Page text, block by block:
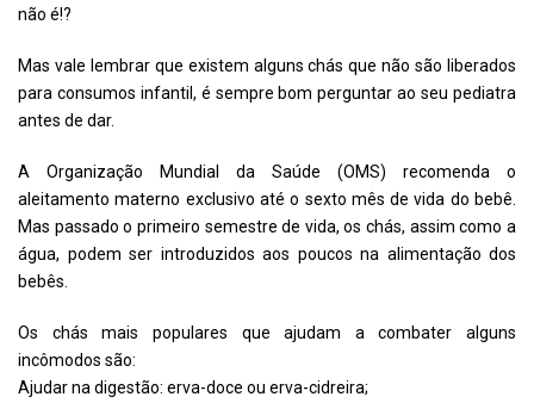
não é!?
Mas vale lembrar que existem alguns chás que não são liberados
para consumos infantil, é sempre bom perguntar ao seu pediatra
antes de dar.
A Organização Mundial da Saúde (OMS) recomenda o
aleitamento materno exclusivo até o sexto mês de vida do bebê.
Mas passado o primeiro semestre de vida, os chás, assim como a
água, podem ser introduzidos aos poucos na alimentação dos
bebês.
Os chás mais populares que ajudam a combater alguns
incômodos são:
Ajudar na digestão: erva-doce ou erva-cidreira;